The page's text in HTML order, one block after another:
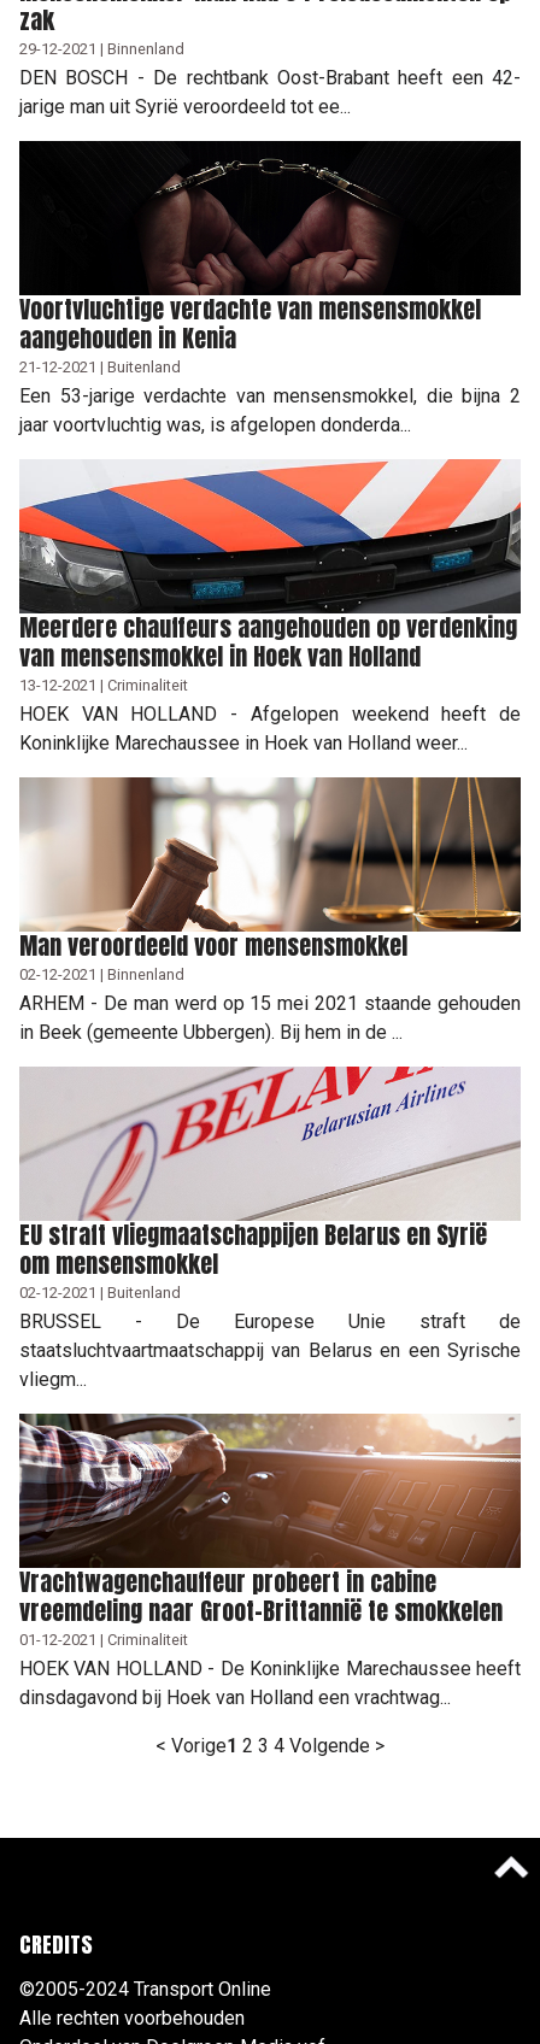
zak
29-12-2021 | Binnenland
DEN BOSCH - De rechtbank Oost-Brabant heeft een 42-
jarige man uit Syrië veroordeeld tot ee...
Voortvluchtige verdachte van mensensmokkel
aangehouden in Kenia
21-12-2021 | Buitenland
Een 53-jarige verdachte van mensensmokkel, die bijna 2
jaar voortvluchtig was, is afgelopen donderda...
Meerdere chauffeurs aangehouden op verdenking
van mensensmokkel in Hoek van Holland
13-12-2021 | Criminaliteit
HOEK VAN HOLLAND - Afgelopen weekend heeft de
Koninklijke Marechaussee in Hoek van Holland weer...
Man veroordeeld voor mensensmokkel
02-12-2021 | Binnenland
ARHEM - De man werd op 15 mei 2021 staande gehouden
in Beek (gemeente Ubbergen). Bij hem in de ...
EU straft vliegmaatschappijen Belarus en Syrië
om mensensmokkel
02-12-2021 | Buitenland
BRUSSEL - De Europese Unie straft de
staatsluchtvaartmaatschappij van Belarus en een Syrische
vliegm...
Vrachtwagenchauffeur probeert in cabine
vreemdeling naar Groot-Brittannië te smokkelen
01-12-2021 | Criminaliteit
HOEK VAN HOLLAND - De Koninklijke Marechaussee heeft
dinsdagavond bij Hoek van Holland een vrachtwag...
< Vorige1 2 3 4 Volgende >
CREDITS
©2005-2024 Transport Online
Alle rechten voorbehouden